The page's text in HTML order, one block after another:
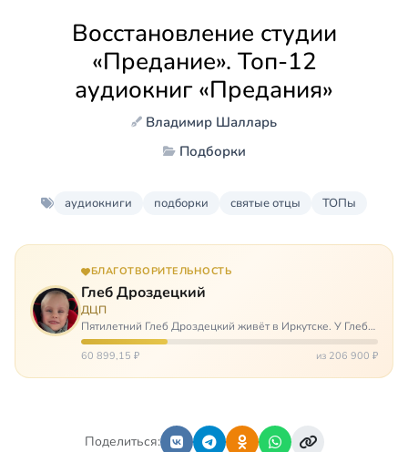
Восстановление студии
«Предание». Топ-12
аудиокниг «Предания»
Владимир Шалларь
Подборки
аудиокниги подборки святые отцы ТОПы
БЛАГОТВОРИТЕЛЬНОСТЬ
Глеб Дроздецкий
ДЦП
Пятилетний Глеб Дроздецкий живёт в Иркутске. У Глеба
ДЦП из-за перенесённого в младенчестве менингита,
но его положение осложняется эпилепсией, с которой
60 899,15 ₽ из 206 900 ₽
Поделиться: